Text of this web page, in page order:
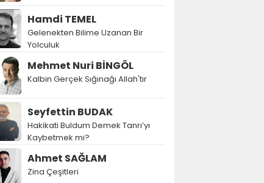
Hamdi TEMEL
Gelenekten Bilime Uzanan Bir
Yolculuk
Mehmet Nuri BİNGÖL
Kalbin Gerçek Sığınağı Allah'tır
Seyfettin BUDAK
Hakikati Buldum Demek Tanrı’yı
Kaybetmek mi?
Ahmet SAĞLAM
Zina Çeşitleri